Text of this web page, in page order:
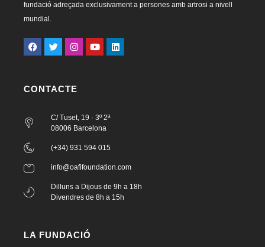
fundació adreçada exclusivament a persones amb artrosi a nivell
mundial.
CONTACTE
C/ Tuset, 19 · 3º 2ª
08006 Barcelona
(+34) 931 594 015
info@oafifoundation.com
Dilluns a Dijous de 9h a 18h
Divendres de 8h a 15h
LA FUNDACIÓ